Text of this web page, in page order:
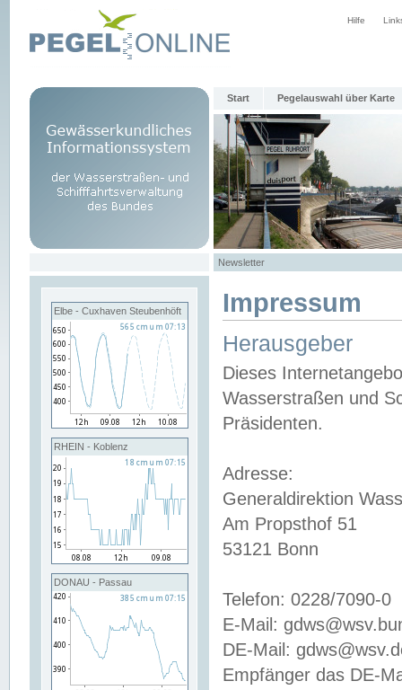
Hilfe
Start Pegelauswahl über Karte
Newsletter
Elbe - Cuxhaven Steubenhöft
RHEIN - Koblenz
DONAU - Passau
Impressum
Herausgeber
Dieses
Wasserstraßen und
Präsidenten.
Adresse:
Generaldirektion
Am Propsthof 51
53121 Bonn
Telefon: 0228/7090-0
E-Mail:
DE-Mail:
Empfänger das DE-